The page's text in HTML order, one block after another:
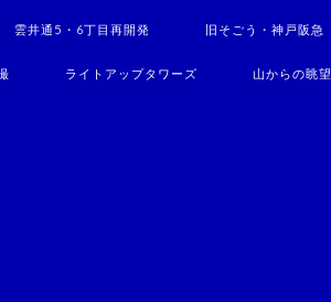
雲井通5・6丁目再開発 旧そごう・神戸阪急
ライトアップタワーズ 山からの眺望